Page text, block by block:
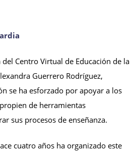
Centro Virtual de Educación de la
Guerrero Rodríguez,
se ha esforzado por apoyar a los
de herramientas
sus procesos de enseñanza.
cuatro años ha organizado este